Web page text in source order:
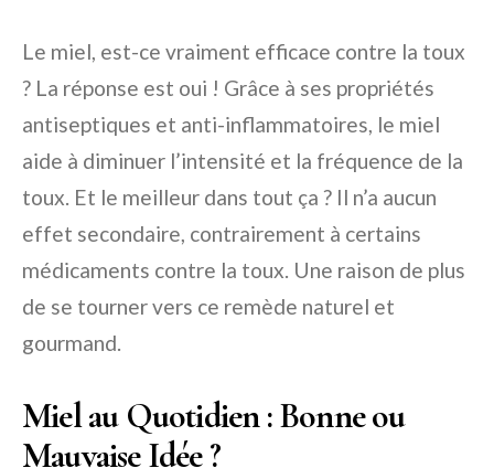
Le miel, est-ce vraiment efficace contre la toux
? La réponse est oui ! Grâce à ses propriétés
antiseptiques et anti-inflammatoires, le miel
aide à diminuer l’intensité et la fréquence de la
toux. Et le meilleur dans tout ça ? Il n’a aucun
effet secondaire, contrairement à certains
médicaments contre la toux. Une raison de plus
de se tourner vers ce remède naturel et
gourmand.
Miel au Quotidien : Bonne ou
Mauvaise Idée ?